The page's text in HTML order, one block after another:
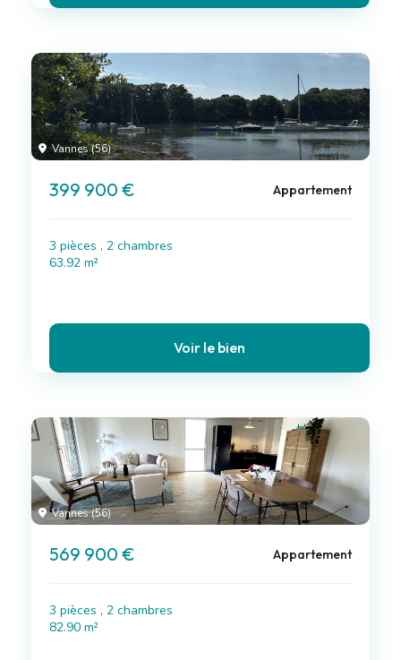
Vannes (56)
399 900 € Appartement
3 pièces , 2 chambres
63.92 m²
Voir le bien
Vannes (56)
569 900 € Appartement
3 pièces , 2 chambres
82.90 m²